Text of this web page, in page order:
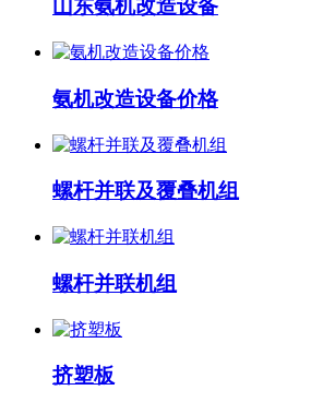
山东氨机改造设备
氨机改造设备价格
螺杆并联及覆叠机组
螺杆并联机组
挤塑板